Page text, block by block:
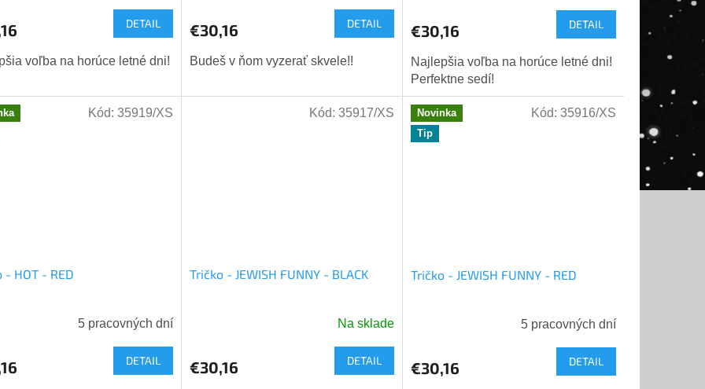
DETAIL
voľba na horúce letné dni!
€30,16 DETAIL
Budeš v ňom vyzerať skvele!!
€30,16 DETAIL
Najlepšia voľba na horúce letné dni!
Perfektne sedí!
- HOT - RED
5 pracovných dní
DETAIL
Kód: 35919/XS
Tričko - JEWISH FUNNY - BLACK
Na sklade
€30,16 DETAIL
Kód: 35917/XS
Novinka
Tip
Tričko - JEWISH FUNNY - RED
5 pracovných dní
€30,16 DETAIL
Kód: 35916/XS